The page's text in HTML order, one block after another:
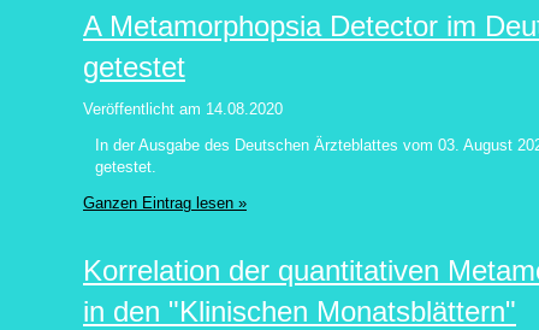
A Metamorphopsia Detector im
getestet
Veröffentlicht am 14.08.2020
In der Ausgabe des Deutschen Ärzteblattes vom 03. August
getestet.
Ganzen Eintrag lesen »
Korrelation der quantitativen
in den "Klinischen Monatsblättern"